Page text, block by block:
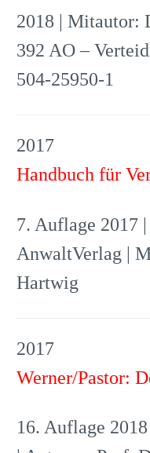
2018 | Mitautor:
392 AO –
504-25950-1
2017
Handbuch für
7. Auflage 2017
AnwaltVerlag |
Hartwig
2017
Werner/Pastor:
16. Auflage